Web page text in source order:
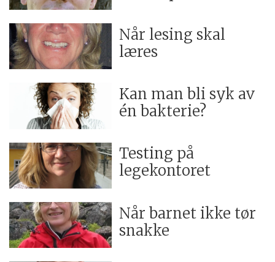
Når lesing skal
læres
Kan man bli syk av
én bakterie?
Testing på
legekontoret
Når barnet ikke tør
snakke